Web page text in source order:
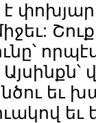
եւ
եւ